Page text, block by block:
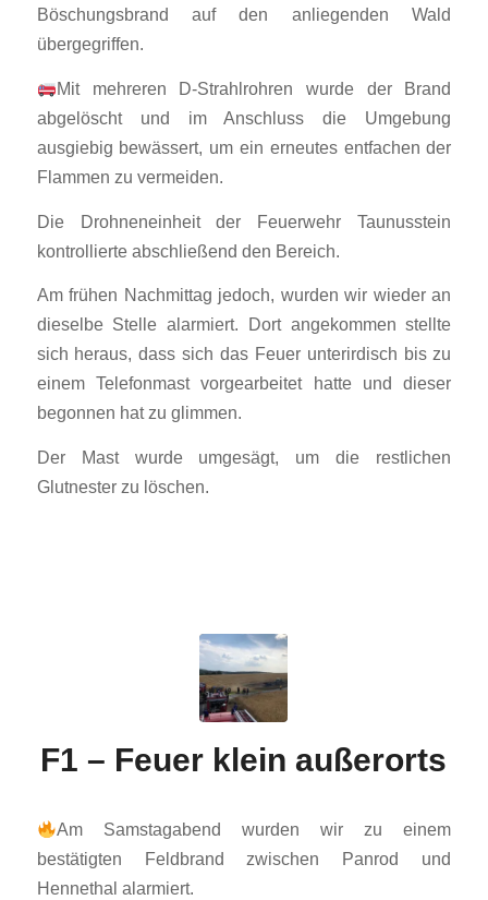
Böschungsbrand auf den anliegenden Wald
übergegriffen.
Mit mehreren D-Strahlrohren wurde der Brand
abgelöscht und im Anschluss die Umgebung
ausgiebig bewässert, um ein erneutes entfachen der
Flammen zu vermeiden.
Die Drohneneinheit der Feuerwehr Taunusstein
kontrollierte abschließend den Bereich.
Am frühen Nachmittag jedoch, wurden wir wieder an
dieselbe Stelle alarmiert. Dort angekommen stellte
sich heraus, dass sich das Feuer unterirdisch bis zu
einem Telefonmast vorgearbeitet hatte und dieser
begonnen hat zu glimmen.
Der Mast wurde umgesägt, um die restlichen
Glutnester zu löschen.
F1 – Feuer klein außerorts
Am Samstagabend wurden wir zu einem
bestätigten Feldbrand zwischen Panrod und
Hennethal alarmiert.